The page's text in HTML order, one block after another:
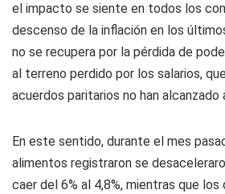
el impacto se siente en todos los
descenso de la inflación en los
no se recupera por la pérdida de
al terreno perdido por los salarios,
acuerdos paritarios no han alcanzado
En este sentido, durante el mes
alimentos registraron se
caer del 6% al 4,8%, mientras que los